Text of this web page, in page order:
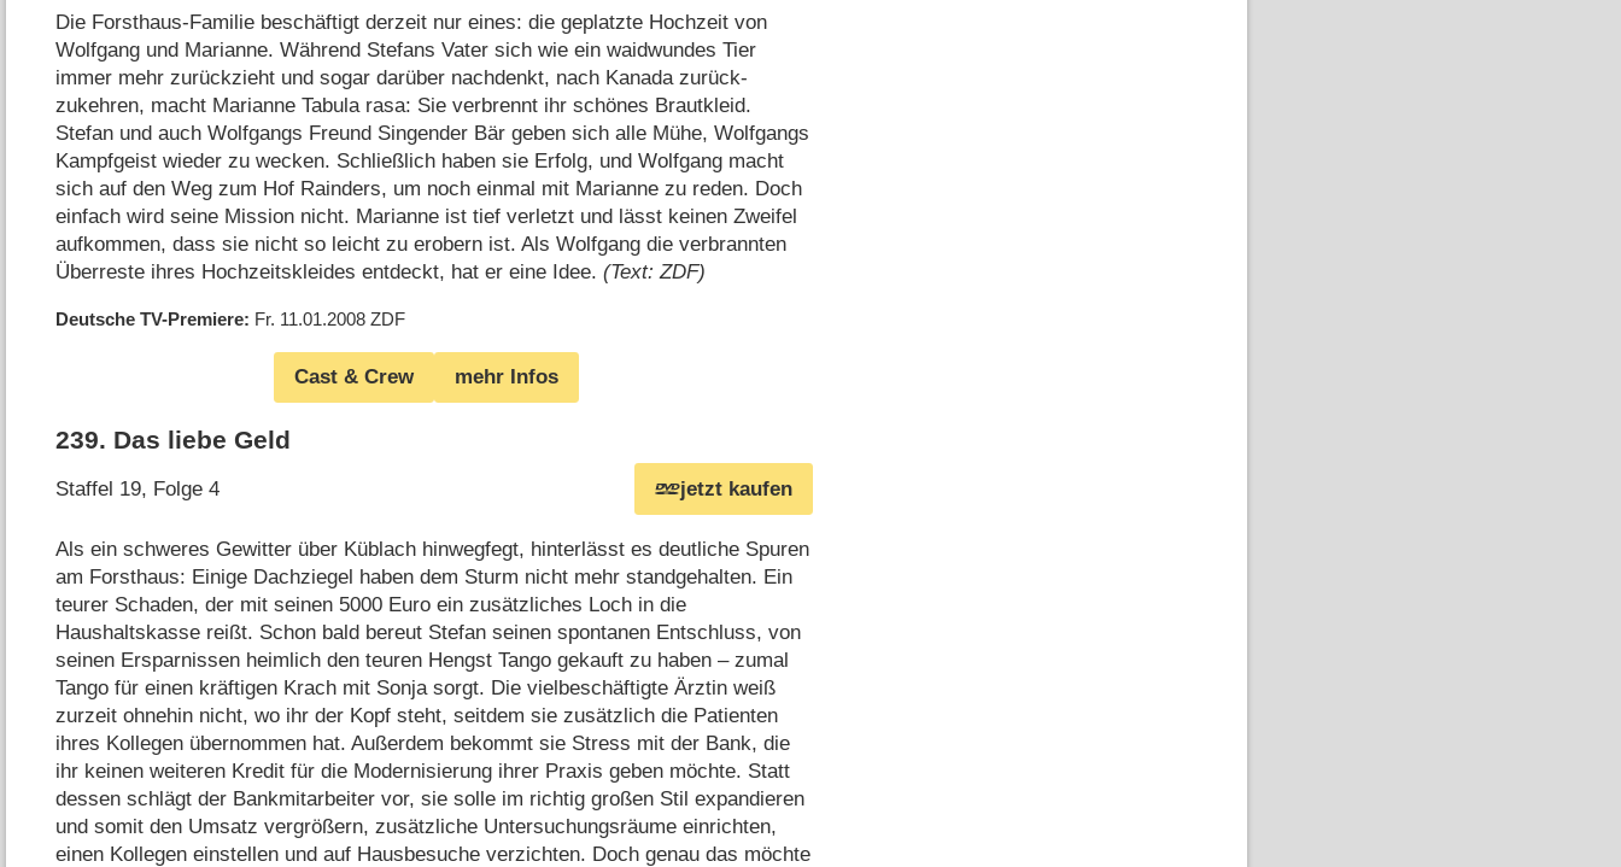
Die Forsthaus-Familie beschäftigt derzeit nur eines: die geplatzte Hochzeit von
Wolfgang und Marianne. Während Stefans Vater sich wie ein waidwundes Tier
immer mehr zurückzieht und sogar darüber nachdenkt, nach Kanada zurück-
zukehren, macht Marianne Tabula rasa: Sie verbrennt ihr schönes Brautkleid.
Stefan und auch Wolfgangs Freund Singender Bär geben sich alle Mühe, Wolfgangs
Kampfgeist wieder zu wecken. Schließlich haben sie Erfolg, und Wolfgang macht
sich auf den Weg zum Hof Rainders, um noch einmal mit Marianne zu reden. Doch
einfach wird seine Mission nicht. Marianne ist tief verletzt und lässt keinen Zweifel
aufkommen, dass sie nicht so leicht zu erobern ist. Als Wolfgang die verbrannten
Überreste ihres Hochzeitskleides entdeckt, hat er eine Idee.(Text: ZDF)
Deutsche TV-Premiere Fr. 11.01.2008 ZDF
Cast & Crew mehr Infos
239. Das liebe Geld
Staffel 19, Folge 4 jetzt kaufen
Als ein schweres Gewitter über Küblach hinwegfegt, hinterlässt es deutliche Spuren
am Forsthaus: Einige Dachziegel haben dem Sturm nicht mehr standgehalten. Ein
teurer Schaden, der mit seinen 5000 Euro ein zusätzliches Loch in die
Haushaltskasse reißt. Schon bald bereut Stefan seinen spontanen Entschluss, von
seinen Ersparnissen heimlich den teuren Hengst Tango gekauft zu haben – zumal
Tango für einen kräftigen Krach mit Sonja sorgt. Die vielbeschäftigte Ärztin weiß
zurzeit ohnehin nicht, wo ihr der Kopf steht, seitdem sie zusätzlich die Patienten
ihres Kollegen übernommen hat. Außerdem bekommt sie Stress mit der Bank, die
ihr keinen weiteren Kredit für die Modernisierung ihrer Praxis geben möchte. Statt
dessen schlägt der Bankmitarbeiter vor, sie solle im richtig großen Stil expandieren
und somit den Umsatz vergrößern, zusätzliche Untersuchungsräume einrichten,
einen Kollegen einstellen und auf Hausbesuche verzichten. Doch genau das möchte